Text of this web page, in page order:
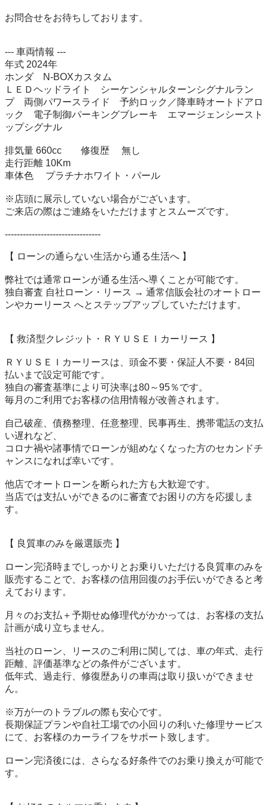
お問合せをお待ちしております。
--- 車両情報 ---
年式 2024年
ホンダ　N-BOXカスタム
ＬＥＤヘッドライト　シーケンシャルターンシグナルラン
プ　両側パワースライド　予約ロック／降車時オートドアロ
ック　電子制御パーキングブレーキ　エマージェンシースト
ップシグナル
排気量 660cc　　修復歴 　無し
走行距離 10Km
車体色 　プラチナホワイト・パール
※店頭に展示していない場合がございます。
ご来店の際はご連絡をいただけますとスムーズです。
--------------------------------
【 ローンの通らない生活から通る生活へ 】
弊社では通常ローンが通る生活へ導くことが可能です。
独自審査 自社ローン・リース → 通常信販会社のオートロー
ンやカーリース へとステップアップしていただけます。
【 救済型クレジット・ＲＹＵＳＥＩカーリース 】
ＲＹＵＳＥＩカーリースは、頭金不要・保証人不要・84回
払いまで設定可能です。
独自の審査基準により可決率は80～95％です。
毎月のご利用でお客様の信用情報が改善されます。
自己破産、債務整理、任意整理、民事再生、携帯電話の支払
い遅れなど、
コロナ禍や諸事情でローンが組めなくなった方のセカンドチ
ャンスになれば幸いです。
他店でオートローンを断られた方も大歓迎です。
当店では支払いができるのに審査でお困りの方を応援しま
す。
【 良質車のみを厳選販売 】
ローン完済時までしっかりとお乗りいただける良質車のみを
販売することで、お客様の信用回復のお手伝いができると考
えております。
月々のお支払＋予期せぬ修理代がかかっては、お客様の支払
計画が成り立ちません。
当社のローン、リースのご利用に関しては、車の年式、走行
距離、評価基準などの条件がございます。
低年式、過走行、修復歴ありの車両は取り扱いができませ
ん。
※万が一のトラブルの際も安心です。
長期保証プランや自社工場での小回りの利いた修理サービス
にて、お客様のカーライフをサポート致します。
ローン完済後には、さらなる好条件でのお乗り換えが可能で
す。